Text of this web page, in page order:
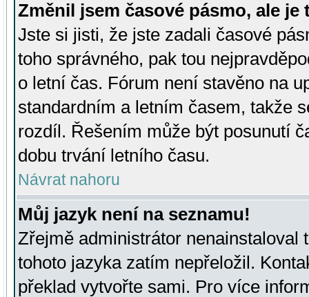
Změnil jsem časové pásmo, ale je
Jste si jisti, že jste zadali časové
toho správného, pak tou
o letní čas. Fórum není stavěno na
standardním a letním časem, takže
rozdíl. Řešením může být posunutí
dobu trvání letního času.
Návrat nahoru
Můj jazyk není na seznamu!
Zřejmě administrátor nenainstaloval
tohoto jazyka zatím nepřeložil.
překlad vytvořte sami. Pro více